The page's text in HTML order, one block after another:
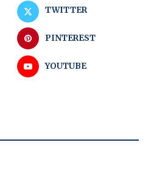
TWITTER
PINTEREST
YOUTUBE